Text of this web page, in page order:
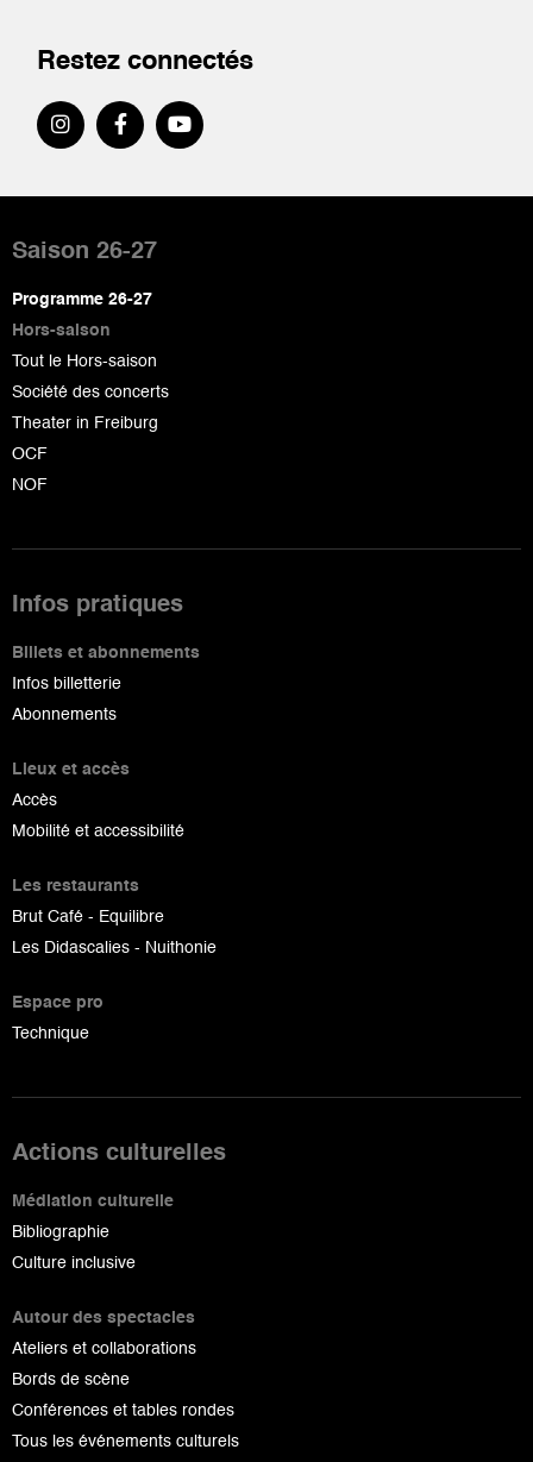
Restez connectés
de
page
Saison 26-27
Programme 26-27
Hors-saison
Tout le Hors-saison
Société des concerts
Theater in Freiburg
OCF
NOF
Infos pratiques
Billets et abonnements
Infos billetterie
Abonnements
Lieux et accès
Accès
Mobilité et accessibilité
Les restaurants
Brut Café - Equilibre
Les Didascalies - Nuithonie
Espace pro
Technique
Actions culturelles
Médiation culturelle
Bibliographie
Culture inclusive
Autour des spectacles
Ateliers et collaborations
Bords de scène
Conférences et tables rondes
Tous les événements culturels